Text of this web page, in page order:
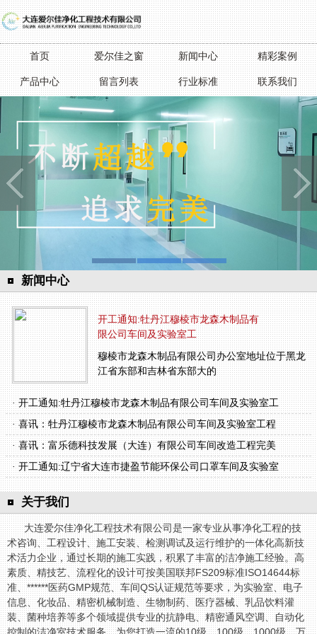
首页 爱尔佳之窗 新闻中心 精彩案例
产品中心 留言列表 行业标准 联系我们
新闻中心
开工通知:牡丹江穆棱市龙森木制品有
限公司车间及实验室工
穆棱市龙森木制品有限公司办公室地址位于黑龙
江省东部和吉林省东部大的
· 开工通知:牡丹江穆棱市龙森木制品有限公司车间及实验室工
· 喜讯：牡丹江穆棱市龙森木制品有限公司车间及实验室工程
· 喜讯：富乐德科技发展（大连）有限公司车间改造工程完美
· 开工通知:辽宁省大连市捷盈节能环保公司口罩车间及实验室
关于我们
大连爱尔佳净化工程技术有限公司是一家专业从事净化工程的技
术咨询、工程设计、施工安装、检测调试及运行维护的一体化高新技
术活力企业，通过长期的施工实践，积累了丰富的洁净施工经验。高
素质、精技艺、流程化的设计可按美国联邦FS209标准ISO14644标
准、******医药GMP规范、车间QS认证规范等要求，为实验室、电子
信息、化妆品、精密机械制造、生物制药、医疗器械、乳品饮料灌
装、菌种培养等多个领域提供专业的抗静电、精密通风空调、自动化